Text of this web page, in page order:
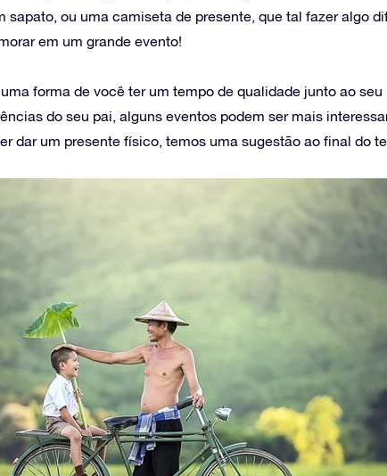
sapato, ou uma camiseta de presente, que tal fazer algo
em um grande evento!
forma de você ter um tempo de qualidade junto ao seu
do seu pai, alguns eventos podem ser mais
dar um presente físico, temos uma sugestão ao final do